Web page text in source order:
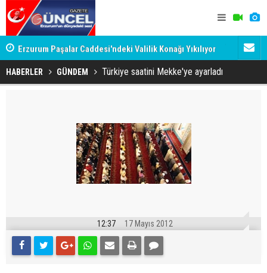
Erzurum Paşalar Caddesi'ndeki Valilik Konağı Yıkılıyor
mu?
Türkiye,
HABERLER GÜNDEM Türkiye saatini Mekke'ye ayarladı
12:37 17 Mayıs 2012